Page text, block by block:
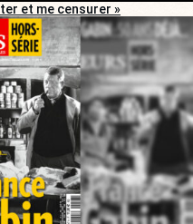
et me censurer »